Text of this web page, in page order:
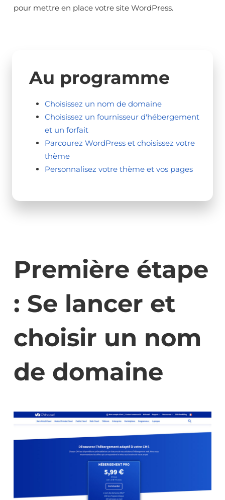
pour mettre en place votre site WordPress.
Au programme
Choisissez un nom de domaine
Choisissez un fournisseur d'hébergement
et un forfait
Parcourez WordPress et choisissez votre
thème
Personnalisez votre thème et vos pages
Première étape
: Se lancer et
choisir un nom
de domaine